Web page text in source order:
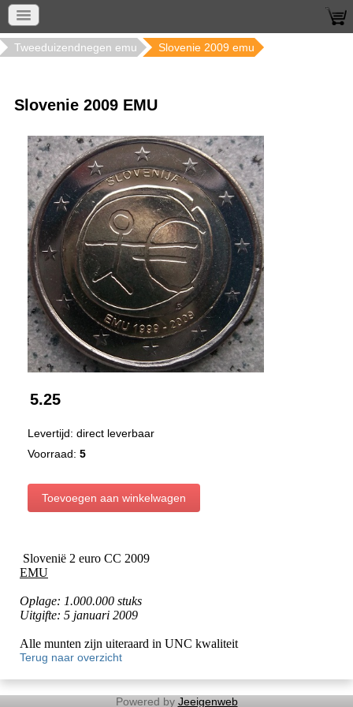
Home
Tweeduizendnegen emu Slovenie 2009 emu
Slovenie 2009 EMU
5.25
Levertijd: direct leverbaar
Voorraad: 5
Slovenië 2 euro CC 2009
EMU
Oplage: 1.000.000 stuks
Uitgifte: 5 januari 2009
Alle munten zijn uiteraard in UNC kwaliteit
Terug naar overzicht
Powered by Jeeigenweb